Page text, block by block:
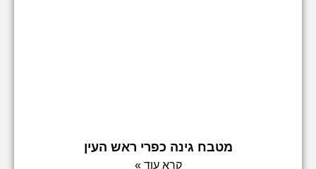
מטבח גינה כפרי ראש העין
קרא עוד »